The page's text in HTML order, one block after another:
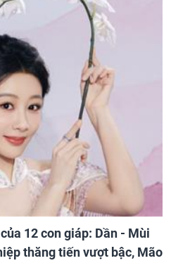
12 con giáp: Dần - Mùi
thăng tiến vượt bậc, Mão